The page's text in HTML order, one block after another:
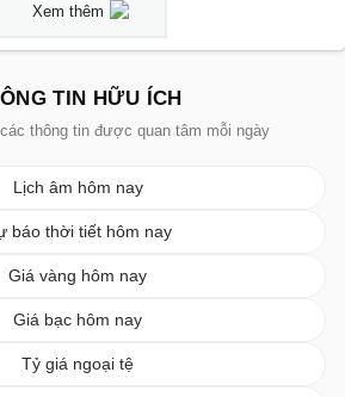
Xem thêm
TIN HỮU ÍCH
thông tin được quan tâm mỗi ngày
Lịch âm hôm nay
báo thời tiết hôm nay
Giá vàng hôm nay
Giá bạc hôm nay
Tỷ giá ngoại tệ